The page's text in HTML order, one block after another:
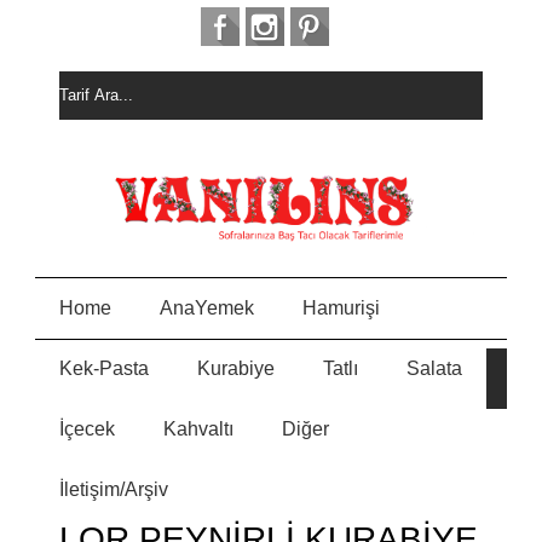
Home AnaYemek Hamurişi
Kek-Pasta Kurabiye Tatlı Salata
İçecek Kahvaltı Diğer
İletişim/Arşiv
HURM